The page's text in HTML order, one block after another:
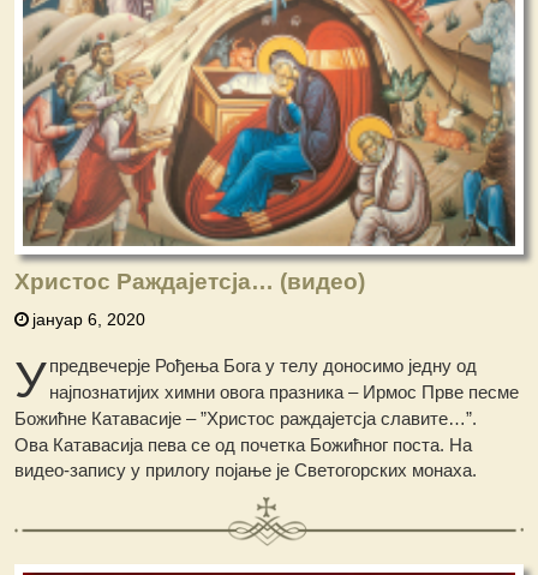
Христос Раждајетсја… (видео)
јануар 6, 2020
Упредвечерје Рођења Бога у телу доносимо једну од
најпознатијих химни овога празника – Ирмос Прве песме
Божићне Катавасије – ”Христос раждајетсја славите…”.
Ова Катавасија пева се од почетка Божићног поста. На
видео-запису у прилогу појање је Светогорских монаха.